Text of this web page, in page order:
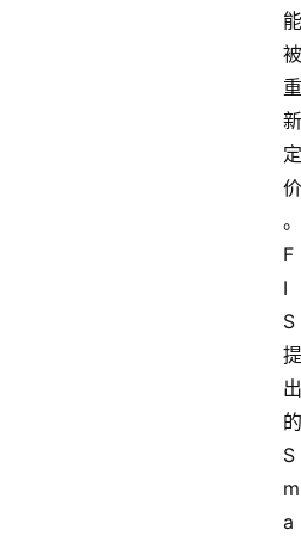
能
被
重
新
定
价
。
F
I
S
提
出
的
S
m
a